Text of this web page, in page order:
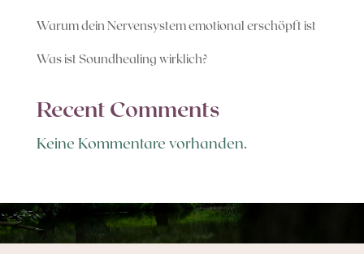
Warum dein Nervensystem emotional erschöpft ist
Was ist Soundhealing wirklich?
Recent Comments
Keine Kommentare vorhanden.